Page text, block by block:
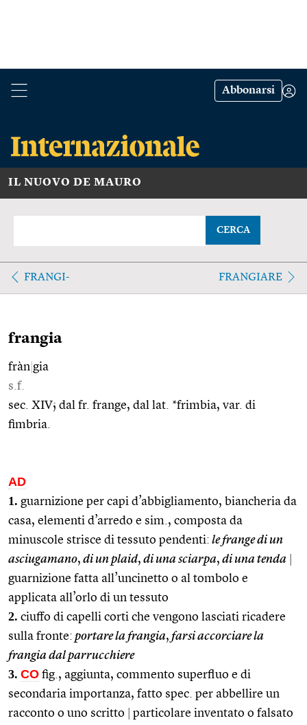
Abbonarsi
IL NUOVO DE MAURO
CERCA
FRANGI- FRANGIARE
frangia
fràn gia
s.f.
sec. XIV; dal fr. frange, dal lat. *frimbia, var. di
fimbria.
AD
1. guarnizione per capi d’abbigliamento, biancheria da
casa, elementi d’arredo e sim., composta da
minuscole strisce di tessuto pendenti: le frange di un
asciugamano, di un plaid, di una sciarpa, di una tenda
guarnizione fatta all’uncinetto o al tombolo e
applicata all’orlo di un tessuto
2. ciuffo di capelli corti che vengono lasciati ricadere
sulla fronte: portare la frangia, farsi accorciare la
frangia dal parrucchiere
3. CO fig., aggiunta, commento superfluo e di
secondaria importanza, fatto spec. per abbellire un
racconto o uno scritto
particolare inventato o falsato